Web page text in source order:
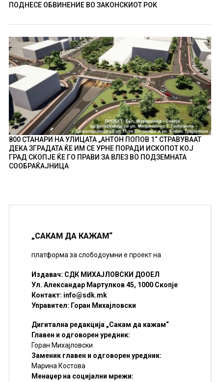
ПОДНЕСЕ ОБВИНЕНИЕ ВО ЗАКОНСКИОТ РОК
800 СТАНАРИ НА УЛИЦАТА „АНТОН ПОПОВ 1“ СТРАВУВААТ
ДЕКА ЗГРАДАТА ЌЕ ИМ СЕ УРНЕ ПОРАДИ ИСКОПОТ КОЈ
ГРАД СКОПЈЕ ЌЕ ГО ПРАВИ ЗА ВЛЕЗ ВО ПОДЗЕМНАТА
СООБРАЌАЈНИЦА
„САКАМ ДА КАЖАМ“
платформа за слободоумни е проект на
Издавач: СДК МИХАЈЛОВСКИ ДООЕЛ
Ул. Александар Мартулков 45, 1000 Скопје
Контакт: info@sdk.mk
Управител: Горан Михајловски
Дигитална редакција „Сакам да кажам“
Главен и одговорен уредник:
Горан Михајловски
Заменик главен и одговорен уредник:
Марина Костова
Менаџер на социјални мрежи: